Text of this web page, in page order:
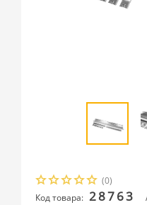
(0)
Код товара: 28763